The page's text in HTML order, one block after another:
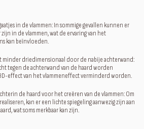
in de vlammen: In sommige gevallen kunnen er
zijn in de vlammen, wat de ervaring van het
kan beïnvloeden.
minder driedimensionaal door de nabije achterwand:
tegen de achterwand van de haard worden
effect van het vlammeneffect verminderd worden.
de haard voor het creëren van de vlammen: Om
kan er een lichte spiegeling aanwezig zijn aan
wat soms merkbaar kan zijn.